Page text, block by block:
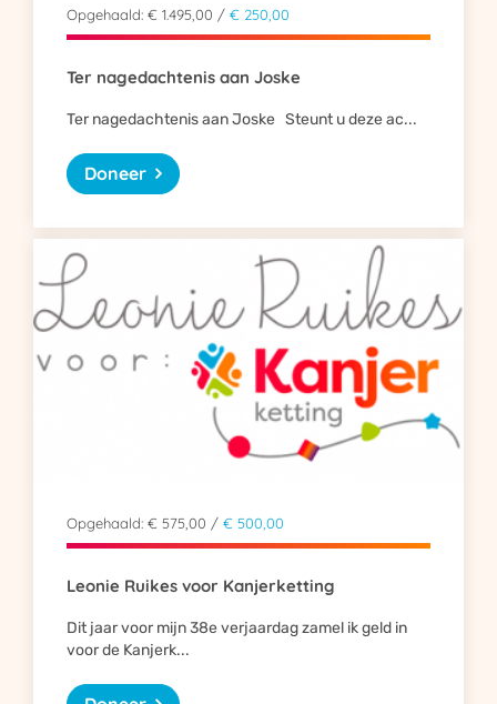
Opgehaald: € 1.495,00 / € 250,00
Ter nagedachtenis aan Joske
Ter nagedachtenis aan Joske Steunt u deze ac...
Doneer
Opgehaald: € 575,00 / € 500,00
Leonie Ruikes voor Kanjerketting
Dit jaar voor mijn 38e verjaardag zamel ik geld in
voor de Kanjerk...